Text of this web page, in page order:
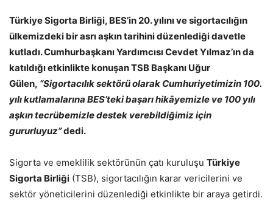
Türkiye Sigorta Birliği, BES’in 20. yılını ve sigortacılığın
ülkemizdeki bir asrı aşkın tarihini düzenlediği davetle
kutladı. Cumhurbaşkanı Yardımcısı Cevdet Yılmaz’ın da
katıldığı etkinlikte konuşan TSB Başkanı Uğur
Gülen, “Sigortacılık sektörü olarak Cumhuriyetimizin 100.
yılı kutlamalarına BES’teki başarı hikâyemizle ve 100 yılı
aşkın tecrübemizle destek verebildiğimiz için
gururluyuz”dedi.
Sigorta ve emeklilik sektörünün çatı kuruluşu Türkiye
Sigorta Birliği (TSB), sigortacılığın karar vericilerini ve
sektör yöneticilerini düzenlediği etkinlikte bir araya getirdi.